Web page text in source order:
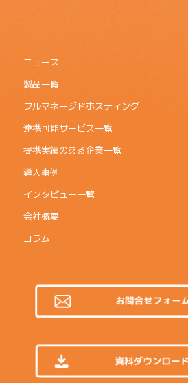
ニュース
製品一覧
フルマネージドホスティング
連携可能サービス一覧
提携実績のある企業一覧
導入事例
インタビュー一覧
会社概要
コラム